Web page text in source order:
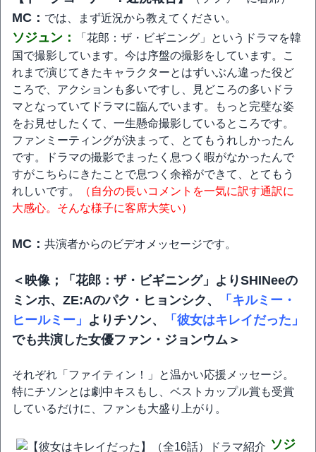
MC： では、まず近況から教えてください。
ソジュン：
「花郎：ザ・ビギニング」というドラマを韓
国で撮影しています。今は序盤の撮影をしています。こ
れまで演じてきたキャラクターとはずいぶん違った役ど
ころで、アクションも多いですし、見どころの多いドラ
マとなっていてドラマに臨んでいます。もっと完璧な姿
をお見せしたくて、一生懸命撮影しているところです。
ファンミーティングが決まって、とてもうれしかったん
です。ドラマの撮影でまったく息つく暇がなかったんで
すがこちらにきたことで息つく余裕ができて、とてもう
れしいです。
（自分の長いコメントを一気に訳す通訳に
大感心。そんな様子に客席大笑い）
MC： 共演者からのビデオメッセージです。
＜映像；「花郎：ザ・ビギニング」よりSHINeeの
ミンホ、ZE:Aのパク・ヒョンシク、
「キルミー・
ヒールミー」 よりチソン、
「彼女はキレイだった」
でも共演した女優ファン・ジョンウム＞
それぞれ「ファイティン！」と温かい応援メッセージ。
特にチソンとは劇中キスもし、ベストカップル賞も受賞
しているだけに、ファンも大盛り上がり。
ソジ